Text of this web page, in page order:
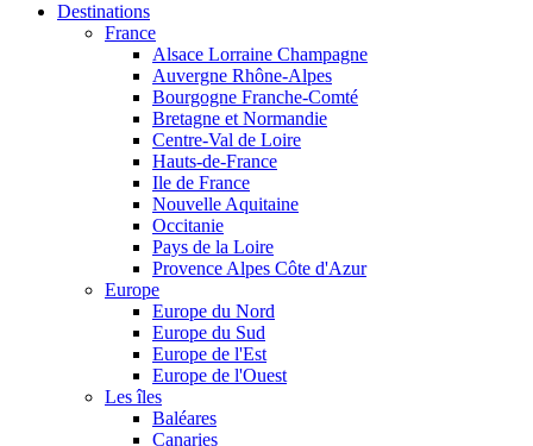
Destinations
France
Alsace Lorraine Champagne
Auvergne Rhône-Alpes
Bourgogne Franche-Comté
Bretagne et Normandie
Centre-Val de Loire
Hauts-de-France
Ile de France
Nouvelle Aquitaine
Occitanie
Pays de la Loire
Provence Alpes Côte d'Azur
Europe
Europe du Nord
Europe du Sud
Europe de l'Est
Europe de l'Ouest
Les îles
Baléares
Canaries